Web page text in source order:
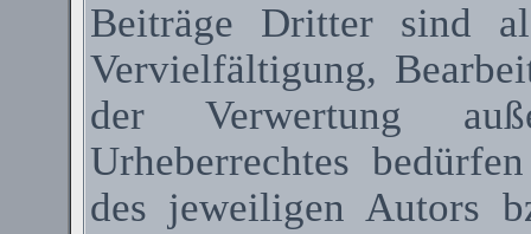
Beiträge Dritter sind
Vervielfältigung,
der Verwertung
Urheberrechtes
des jeweiligen Autors